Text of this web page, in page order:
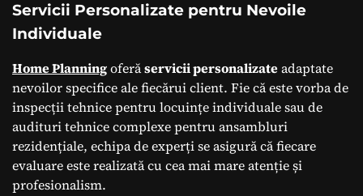
Servicii Personalizate pentru Nevoile
Individuale
Home Planningoferăservicii personalizateadaptate
nevoilor specifice ale fiecărui client. Fie că este vorba de
inspecții tehnice pentru locuințe individuale sau de
audituri tehnice complexe pentru ansambluri
rezidențiale, echipa de experți se asigură că fiecare
evaluare este realizată cu cea mai mare atenție și
profesionalism.